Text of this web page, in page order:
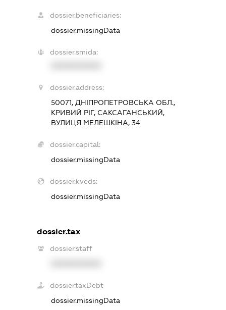
dossier.beneficiaries:
dossier.missingData
dossier.smida:
dossier.address:
50071, ДНІПРОПЕТРОВСЬКА ОБЛ.,
КРИВИЙ РІГ, САКСАГАНСЬКИЙ,
ВУЛИЦЯ МЕЛЕШКІНА, 34
dossier.capital:
dossier.missingData
dossier.kveds:
dossier.missingData
dossier.tax
dossier.staff
dossier.taxDebt
dossier.missingData